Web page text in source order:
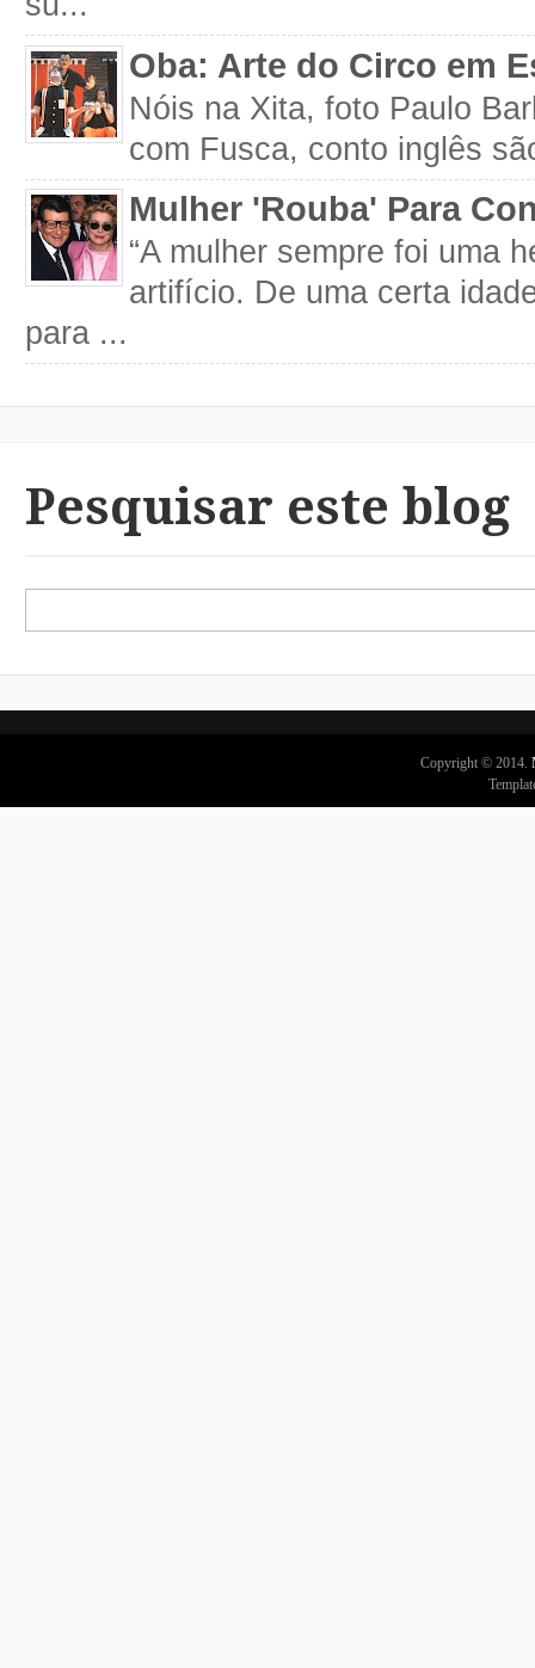
Oba: Arte do Circo em
Nóis na Xita, foto Paulo
com Fusca, conto inglês
Mulher 'Rouba' Para
“A mulher sempre foi uma
artifício. De uma certa
para ...
Pesquisar este blog
Copyright © 2014.